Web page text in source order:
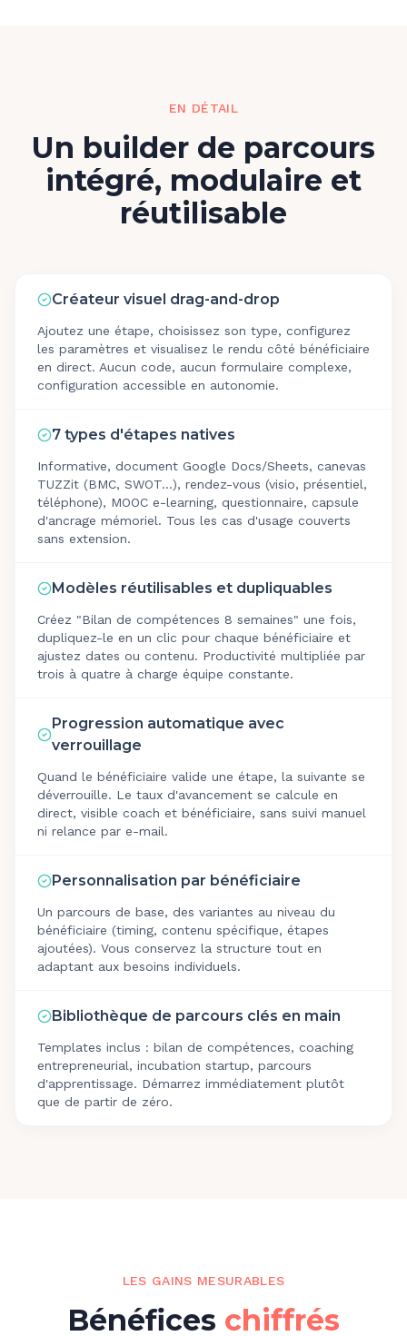
EN DÉTAIL
Un builder de parcours
intégré, modulaire et
réutilisable
Créateur visuel drag-and-drop
Ajoutez une étape, choisissez son type, configurez
les paramètres et visualisez le rendu côté bénéficiaire
en direct. Aucun code, aucun formulaire complexe,
configuration accessible en autonomie.
7 types d'étapes natives
Informative, document Google Docs/Sheets, canevas
TUZZit (BMC, SWOT…), rendez-vous (visio, présentiel,
téléphone), MOOC e-learning, questionnaire, capsule
d'ancrage mémoriel. Tous les cas d'usage couverts
sans extension.
Modèles réutilisables et dupliquables
Créez "Bilan de compétences 8 semaines" une fois,
dupliquez-le en un clic pour chaque bénéficiaire et
ajustez dates ou contenu. Productivité multipliée par
trois à quatre à charge équipe constante.
Progression automatique avec
verrouillage
Quand le bénéficiaire valide une étape, la suivante se
déverrouille. Le taux d'avancement se calcule en
direct, visible coach et bénéficiaire, sans suivi manuel
ni relance par e-mail.
Personnalisation par bénéficiaire
Un parcours de base, des variantes au niveau du
bénéficiaire (timing, contenu spécifique, étapes
ajoutées). Vous conservez la structure tout en
adaptant aux besoins individuels.
Bibliothèque de parcours clés en main
Templates inclus : bilan de compétences, coaching
entrepreneurial, incubation startup, parcours
d'apprentissage. Démarrez immédiatement plutôt
que de partir de zéro.
LES GAINS MESURABLES
Bénéfices chiffrés